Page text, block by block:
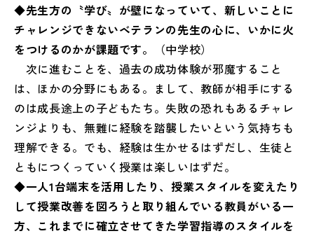
◆先生方の〝学び〟が壁になっていて、新しいことに
チャレンジできないベテランの先生の心に、いかに火
をつけるのかが課題です。
（中学校）
次に進むことを、過去の成功体験が邪魔すること
は、ほかの分野にもある。まして、教師が相手にする
のは成長途上の子どもたち。失敗の恐れもあるチャレ
ンジよりも、無難に経験を踏襲したいという気持ちも
理解できる。でも、経験は生かせるはずだし、生徒と
ともにつくっていく授業は楽しいはずだ。
◆一人1台端末を活用したり、授業スタイルを変えたり
して授業改善を図ろうと取り組んでいる教員がいる一
方、これまでに確立させてきた学習指導のスタイルを